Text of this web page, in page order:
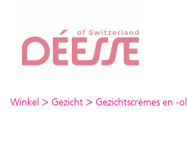
Winkel > Gezicht > Gezichtscrèmes en -